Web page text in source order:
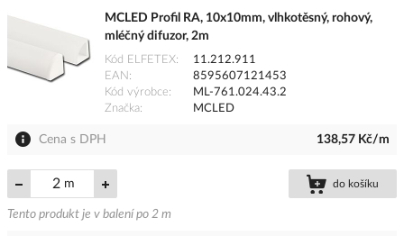
MCLED Profil RA, 10x10mm, vlhkotěsný, rohový,
mléčný difuzor, 2m
Kód ELFETEX
11.212.911
EAN
8595607121453
Kód výrobce
ML-761.024.43.2
Značka
MCLED
Cena s DPH 138,57 Kč/m
m do košíku
Tento produkt je v balení po 2 m